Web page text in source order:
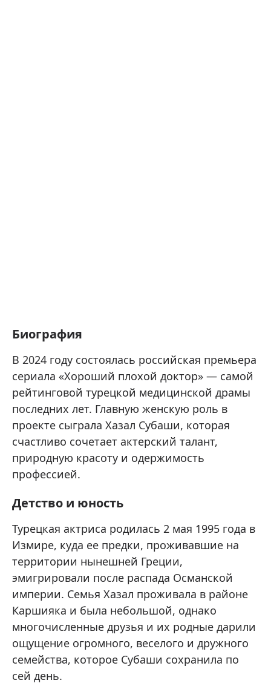
Биография
В 2024 году состоялась российская премьера
сериала «Хороший плохой доктор» — самой
рейтинговой турецкой медицинской драмы
последних лет. Главную женскую роль в
проекте сыграла Хазал Субаши, которая
счастливо сочетает актерский талант,
природную красоту и одержимость
профессией.
Детство и юность
Турецкая актриса родилась 2 мая 1995 года в
Измире, куда ее предки, проживавшие на
территории нынешней Греции,
эмигрировали после распада Османской
империи. Семья Хазал проживала в районе
Каршияка и была небольшой, однако
многочисленные друзья и их родные дарили
ощущение огромного, веселого и дружного
семейства, которое Субаши сохранила по
сей день.